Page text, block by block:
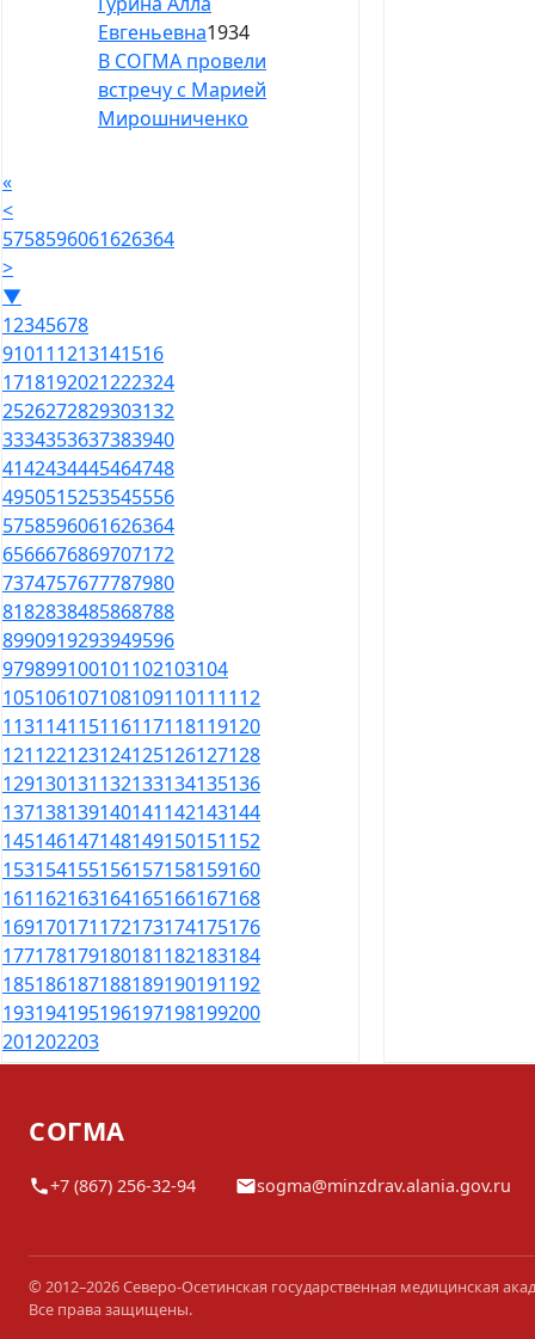
Евгеньевна1934
В СОГМА провели
встречу с Марией
Мирошниченко
«
<
5758596061626364
>
▼
12345678
910111213141516
1718192021222324
2526272829303132
3334353637383940
4142434445464748
4950515253545556
5758596061626364
6566676869707172
7374757677787980
8182838485868788
8990919293949596
979899100101102103104
105106107108109110111112
113114115116117118119120
121122123124125126127128
129130131132133134135136
137138139140141142143144
145146147148149150151152
153154155156157158159160
161162163164165166167168
169170171172173174175176
177178179180181182183184
185186187188189190191192
193194195196197198199200
201202203
СОГМА
+7 (867) 256-32-94 sogma@minzdrav.alania.gov.ru
© 2012–2026 Северо-Осетинская государственная медицинская
Все права защищены.